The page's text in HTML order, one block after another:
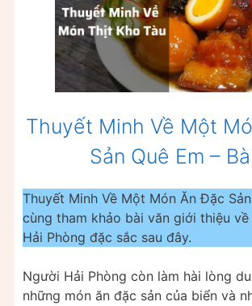
Thuyết Minh Về Một
Sản Quê Em –
Thuyết Minh Về Một Món Ăn Đặc Sản
cùng tham khảo bài văn giới thiệu
Hải Phòng đặc sắc sau đây.
Người Hải Phòng còn làm hài lòng
những món ăn đặc sản của biển và